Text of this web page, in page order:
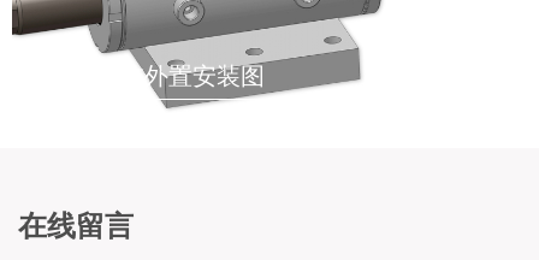
液压油缸外置安装图
在线留言